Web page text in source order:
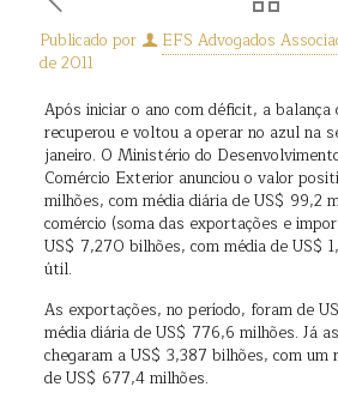
Publicado por EFS Advogados
de 2011
Após iniciar o ano com déficit, a balança
recuperou e voltou a operar no azul na
janeiro. O Ministério do
Comércio Exterior anunciou o valor
milhões, com média diária de US$ 99,2
comércio (soma das exportações e
US$ 7,270 bilhões, com média de US$
útil.
As exportações, no período, foram de
média diária de US$ 776,6 milhões. Já
chegaram a US$ 3,387 bilhões, com um
de US$ 677,4 milhões.